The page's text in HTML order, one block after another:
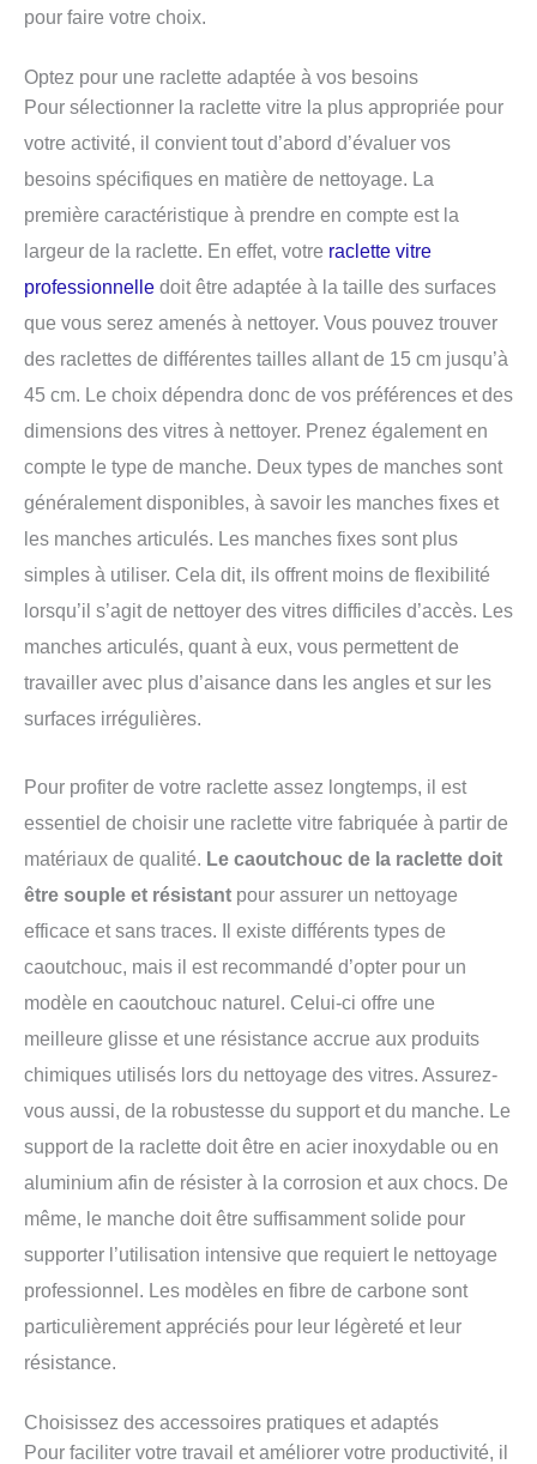
pour faire votre choix.
Optez pour une raclette adaptée à vos besoins
Pour sélectionner la raclette vitre la plus appropriée pour
votre activité, il convient tout d’abord d’évaluer vos
besoins spécifiques en matière de nettoyage. La
première caractéristique à prendre en compte est la
largeur de la raclette. En effet, votre raclette vitre
professionnelle doit être adaptée à la taille des surfaces
que vous serez amenés à nettoyer. Vous pouvez trouver
des raclettes de différentes tailles allant de 15 cm jusqu’à
45 cm. Le choix dépendra donc de vos préférences et des
dimensions des vitres à nettoyer. Prenez également en
compte le type de manche. Deux types de manches sont
généralement disponibles, à savoir les manches fixes et
les manches articulés. Les manches fixes sont plus
simples à utiliser. Cela dit, ils offrent moins de flexibilité
lorsqu’il s’agit de nettoyer des vitres difficiles d’accès. Les
manches articulés, quant à eux, vous permettent de
travailler avec plus d’aisance dans les angles et sur les
surfaces irrégulières.
Pour profiter de votre raclette assez longtemps, il est
essentiel de choisir une raclette vitre fabriquée à partir de
matériaux de qualité. Le caoutchouc de la raclette doit
être souple et résistant pour assurer un nettoyage
efficace et sans traces. Il existe différents types de
caoutchouc, mais il est recommandé d’opter pour un
modèle en caoutchouc naturel. Celui-ci offre une
meilleure glisse et une résistance accrue aux produits
chimiques utilisés lors du nettoyage des vitres. Assurez-
vous aussi, de la robustesse du support et du manche. Le
support de la raclette doit être en acier inoxydable ou en
aluminium afin de résister à la corrosion et aux chocs. De
même, le manche doit être suffisamment solide pour
supporter l’utilisation intensive que requiert le nettoyage
professionnel. Les modèles en fibre de carbone sont
particulièrement appréciés pour leur légèreté et leur
résistance.
Choisissez des accessoires pratiques et adaptés
Pour faciliter votre travail et améliorer votre productivité, il